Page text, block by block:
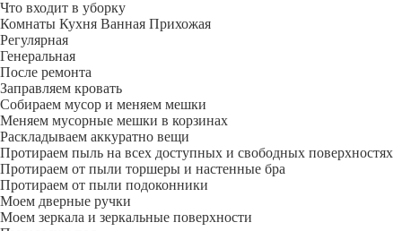
Что входит в уборку
Регу­лярная
Гене­ральная
После ремонта
Заправляем кровать
Собираем мусор и меняем мешки
Меняем мусорные мешки в корзинах
Раскладываем аккуратно вещи
Протираем пыль на всех доступных и свободных поверхностях
Протираем от пыли торшеры и настенные бра
Протираем от пыли подоконники
Моем дверные ручки
Моем зеркала и зеркальные поверхности